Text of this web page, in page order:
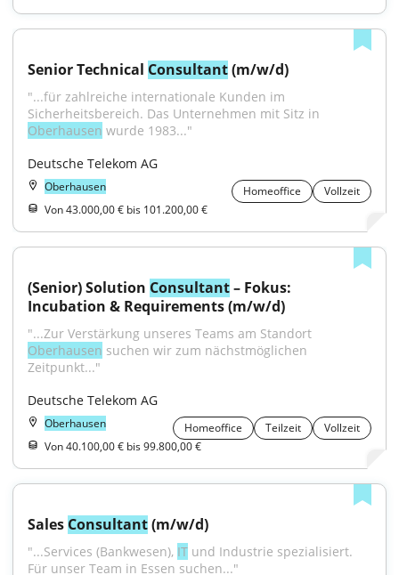
Senior Technical Consultant (m/w/d)
"...für zahlreiche internationale Kunden im
Oberhausen wurde 1983..."
Deutsche Telekom AG
Oberhausen Homeoffice
Vollzeit
Von 43.000,00 € bis 101.200,00 €
(Senior) Solution Consultant – Fokus:
Incubation & Requirements (m/w/d)
Oberhausen suchen wir zum nächstmöglichen
Zeitpunkt..."
Deutsche Telekom AG
Oberhausen Homeoffice Teilzeit
Vollzeit
Von 40.100,00 € bis 99.800,00 €
Sales Consultant (m/w/d)
"...Services (Bankwesen), IT und Industrie spezialisiert.
Für unser Team in Essen suchen..."